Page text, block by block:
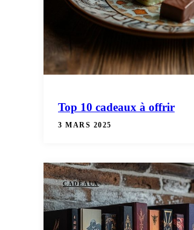
Top 10 cadeaux à offrir
3 MARS 2025
CADEAUX